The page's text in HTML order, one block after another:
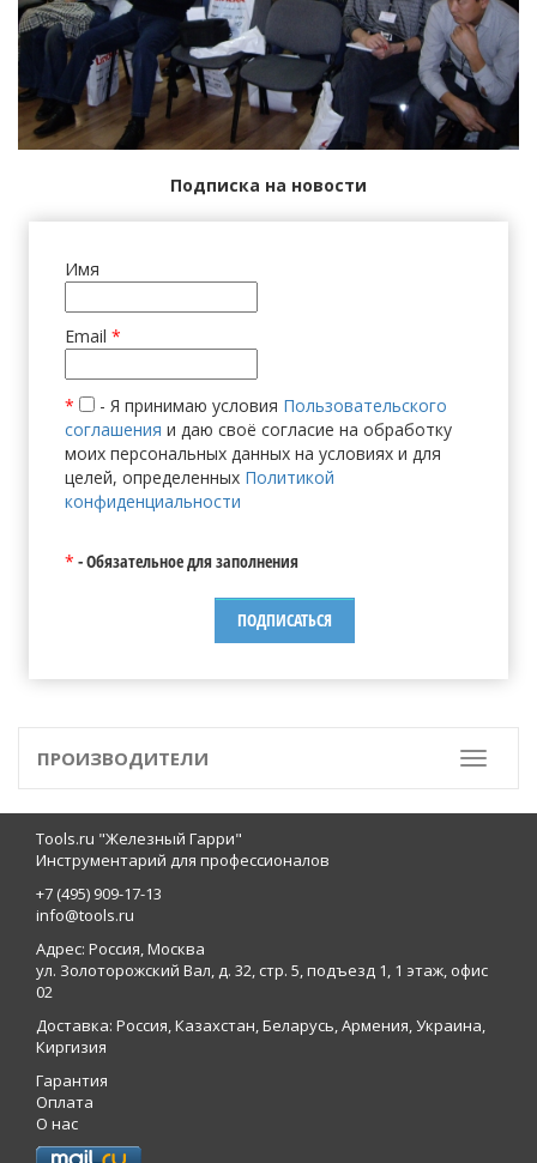
Подписка на новости
Имя
Email *
* - Я принимаю условия Пользовательского
соглашения и даю своё согласие на обработку
моих персональных данных на условиях и для
целей, определенных Политикой
конфиденциальности
* - Обязательное для заполнения
Toggle
ПРОИЗВОДИТЕЛИ
Tools.ru "Железный Гарри"
Инструментарий для профессионалов
+7 (495) 909-17-13
info@tools.ru
Адрес: Россия, Москва
ул. Золоторожский Вал, д. 32, стр. 5, подъезд 1, 1 этаж, офис
02
Доставка: Россия, Казахстан, Беларусь, Армения, Украина,
Киргизия
Гарантия
Оплата
О нас